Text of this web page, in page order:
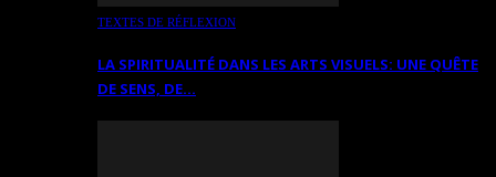
TEXTES DE RÉFLEXION
LA SPIRITUALITÉ DANS LES ARTS VISUELS: UNE QUÊTE
DE SENS, DE…